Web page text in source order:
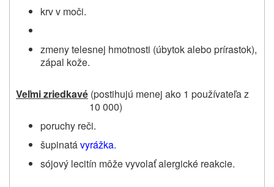
krv v moči.
zmeny telesnej hmotnosti (úbytok alebo prírastok),
zápal kože.
Veľmi zriedkavé (postihujú menej ako 1 používateľa z
10 000)
poruchy reči.
šupinatávyrážka.
sójový lecitín môže vyvolať alergické reakcie.